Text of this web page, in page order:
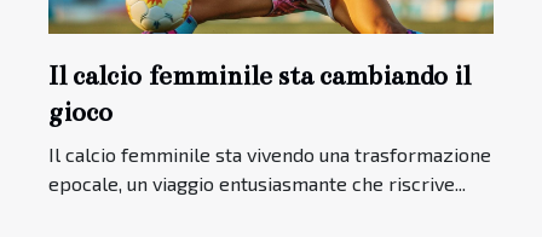
Il calcio femminile sta cambiando il
gioco
Il calcio femminile sta vivendo una trasformazione
epocale, un viaggio entusiasmante che riscrive...